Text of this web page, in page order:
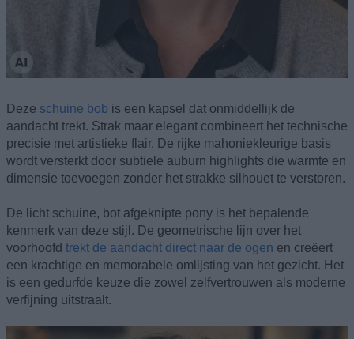
Deze schuine bob is een kapsel dat onmiddellijk de
aandacht trekt. Strak maar elegant combineert het technische
precisie met artistieke flair. De rijke mahoniekleurige basis
wordt versterkt door subtiele auburn highlights die warmte en
dimensie toevoegen zonder het strakke silhouet te verstoren.
De licht schuine, bot afgeknipte pony is het bepalende
kenmerk van deze stijl. De geometrische lijn over het
voorhoofd trekt de aandacht direct naar de ogen en creëert
een krachtige en memorabele omlijsting van het gezicht. Het
is een gedurfde keuze die zowel zelfvertrouwen als moderne
verfijning uitstraalt.